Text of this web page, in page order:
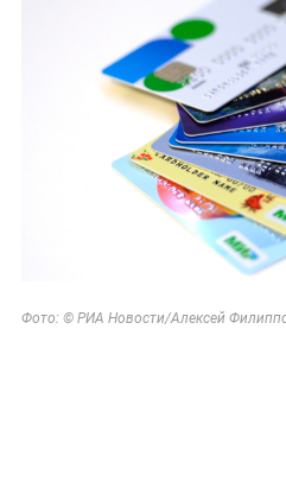
Фото: © РИА Новости/Алексей